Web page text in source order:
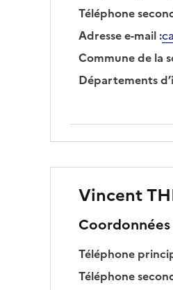
Téléphone
Adresse e-mail:
Commune de la
Départements
Vincent
Coordonnées
Téléphone
Téléphone